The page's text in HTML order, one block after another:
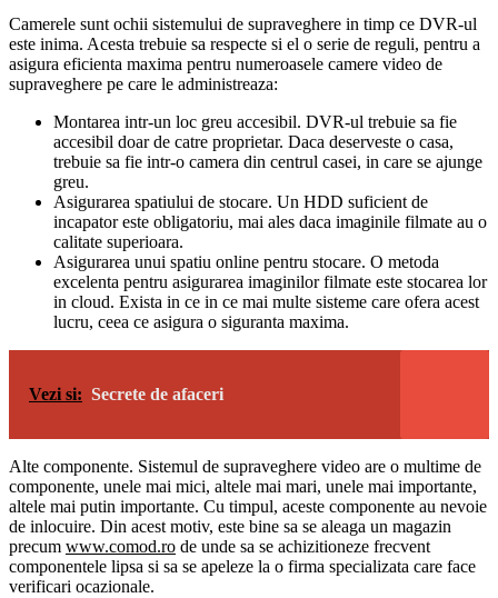
Camerele sunt ochii sistemului de supraveghere in timp ce DVR-ul
este inima. Acesta trebuie sa respecte si el o serie de reguli, pentru a
asigura eficienta maxima pentru numeroasele camere video de
supraveghere pe care le administreaza:
Montarea intr-un loc greu accesibil. DVR-ul trebuie sa fie
accesibil doar de catre proprietar. Daca deserveste o casa,
trebuie sa fie intr-o camera din centrul casei, in care se ajunge
greu.
Asigurarea spatiului de stocare. Un HDD suficient de
incapator este obligatoriu, mai ales daca imaginile filmate au o
calitate superioara.
Asigurarea unui spatiu online pentru stocare. O metoda
excelenta pentru asigurarea imaginilor filmate este stocarea lor
in cloud. Exista in ce in ce mai multe sisteme care ofera acest
lucru, ceea ce asigura o siguranta maxima.
Vezi si: Secrete de afaceri
Alte componente. Sistemul de supraveghere video are o multime de
componente, unele mai mici, altele mai mari, unele mai importante,
altele mai putin importante. Cu timpul, aceste componente au nevoie
de inlocuire. Din acest motiv, este bine sa se aleaga un magazin
precum www.comod.ro de unde sa se achizitioneze frecvent
componentele lipsa si sa se apeleze la o firma specializata care face
verificari ocazionale.